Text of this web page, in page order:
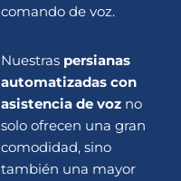
comando de voz.
Nuestras persianas
automatizadas con
asistencia de vozno
solo ofrecen una gran
comodidad, sino
también una mayor